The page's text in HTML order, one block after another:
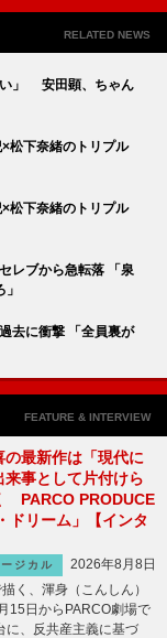
RELATED NEWS
い」 安田顕、ちゃん
松下奈緒のトリプル
松下奈緒のトリプル
レブから急転落 「泉
去に衝撃 「全員裏が
FEATURE & INTERVIEW
最新作は「現代に
来事として片付けら
PARCO PRODUCE
ドリーム」【インタ
ジカル
2026年8月8日
く、渾身（こんしん）
15日からPARCO劇場で
に、反共産主義に基づ